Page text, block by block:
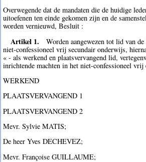
Overwegende dat de mandaten die de huidige
uitoefenen ten einde gekomen zijn en de
worden vernieuwd, Besluit :
Artikel 1.
Worden aangewezen tot lid van
niet-confessioneel vrij secundair onderwijs,
« - als werkend en plaatsvervangend lid,
inrichtende machten in het niet-confessioneel
WERKEND
PLAATSVERVANGEND 1
PLAATSVERVANGEND 2
Mevr. Sylvie MATIS;
De heer Yves DECHEVEZ;
Mevr. Françoise GUILLAUME;